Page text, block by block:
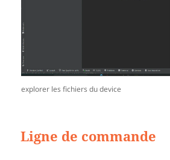
explorer les fichiers du device
Ligne de commande